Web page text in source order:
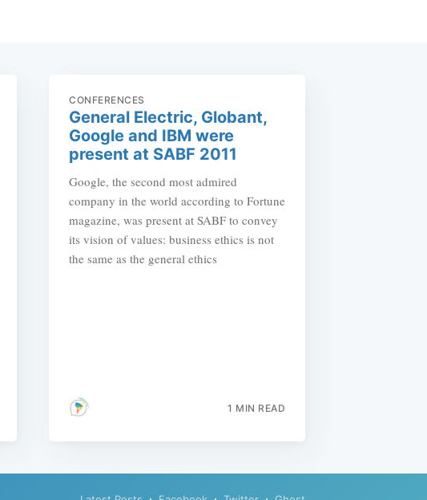
CONFERENCES
General Electric, Globant,
Google and IBM were
present at SABF 2011
Google, the second most admired
company in the world according to Fortune
magazine, was present at SABF to convey
its vision of values: business ethics is not
the same as the general ethics
1 MIN READ